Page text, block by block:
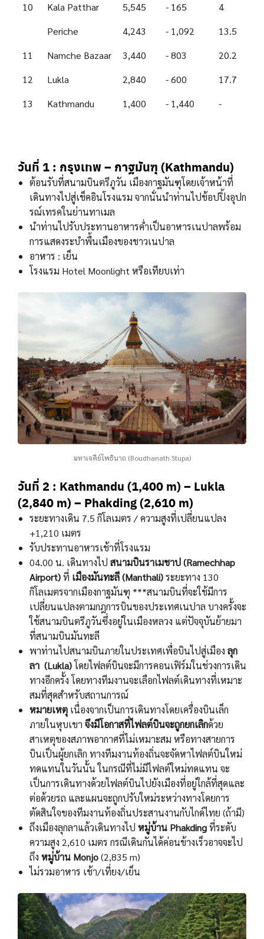
10 Kala Patthar 5,545 - 165
4
Periche
4,243 - 1,092
13.5
11
Namche Bazaar 3,440 - 803
20.2
12
Lukla 2,840 - 600
17.7
13
Kathmandu 1,400 - 1,440 -
วันที่ 1 : กรุงเทพ – กาฐมันฑุ (Kathmandu)
ต้อนรับที่สนามบินตรีภูวัน เมืองกาฐมันฑุโดยเจ้าหน้าที่
เดินทางไปสู่เช็คอินโรงแรม จากนั่นนำท่านไปช้อปปิ้งอุปก
รณ์เทรคในย่านทาเมล
นำท่านไปรับประทานอาหารค่ำเป็นอาหารเนปาลพร้อม
การแสดงระบำพื้นเมืองของชาวเนปาล
อาหาร : เย็น
โรงแรม Hotel Moonlight หรือเทียบเท่า
มหาเจดีย์โพธินาถ (Boudhanath Stupa)
วันที่ 2 : Kathmandu (1,400 m) – Lukla
(2,840 m) – Phakding (2,610 m)
ระยะทางเดิน 7.5 กิโลเมตร / ความสูงที่เปลี่ยนแปลง
+1,210 เมตร
รับประทานอาหารเช้าที่โรงแรม
04.00 น. เดินทางไป สนามบินราเมชาป (Ramechhap
Airport)ที่ เมืองมันทะลี (Manthali)ระยะทาง 130
กิโลเมตรจากเมืองกาฐมันฑุ ***สนามบินที่จะใช้มีการ
เปลี่ยนแปลงตามกฎการบินของประเทศเนปาล บางครั้งจะ
ใช้สนามบินตรีภูวันซึ่งอยู่ในเมืองหลวง แต่ปัจจุบันย้ายมา
ที่สนามบินมันทะลี
พาท่านไปสนามบินภายในประเทศเพื่อบินไปสู่เมือง ลุก
ลา (Lukla)โดยไฟลต์บินจะมีการคอนเฟิร์มในช่วงการเดิน
ทางอีกครั้ง โดยทางทีมงานจะเลือกไฟลต์เดินทางที่เหมาะ
สมที่สุดสำหรับสถานการณ์
หมายเหตุ เนื่องจากเป็นการเดินทางโดยเครื่องบินเล็ก
ภายในหุบเขา จึงมีโอกาสที่ไฟลต์บินจะถูกยกเลิกด้วย
สาเหตุของสภาพอากาศที่ไม่เหมาะสม หรือทางสายการ
บินเป็นผู้ยกเลิก ทางทีมงานท้องถิ่นจะจัดหาไฟลต์บินใหม่
ทดแทนในวันนั้น ในกรณีที่ไม่มีไฟลต์ใหม่ทดแทน จะ
เป็นการเดินทางด้วยไฟลต์บินไปยังเมืองที่อยู่ใกล้ที่สุดและ
ต่อด้วยรถ และแผนจะถูกปรับใหม่ระหว่างทางโดยการ
ตัดสินใจของทีมงานท้องถิ่นประสานงานกับไกด์ไทย (ถ้ามี)
ถึงเมืองลุกลาแล้วเดินทางไป หมู่บ้าน Phakdingที่ระดับ
ความสูง 2,610 เมตร กรณีเดินกันได้ค่อนข้างเร็วอาจจะไป
ถึง หมู่บ้าน Monjo(2,835 m)
ไม่รวมอาหาร เช้า/เที่ยง/เย็น